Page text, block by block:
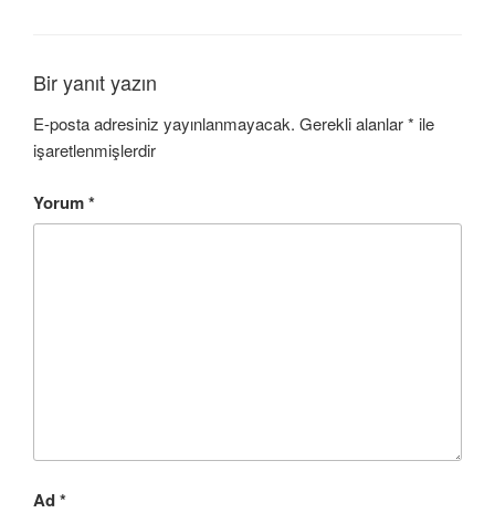
Bir yanıt yazın
E-posta adresiniz yayınlanmayacak. Gerekli alanlar* ile
işaretlenmişlerdir
Yorum*
Ad*